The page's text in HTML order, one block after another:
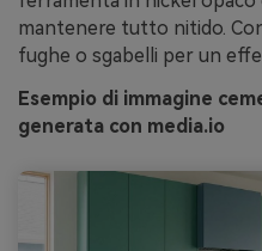
mantenere tutto nitido.
fughe o sgabelli per un
Esempio di immagine
generata con media.io